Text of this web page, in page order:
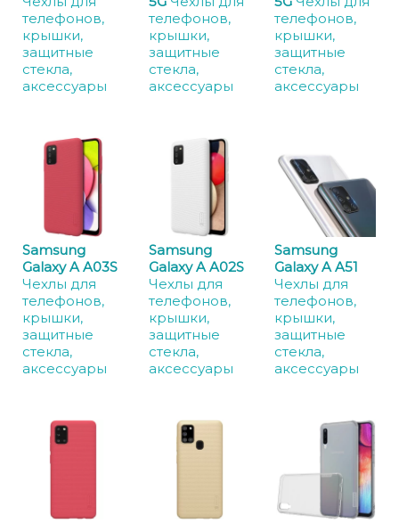
телефонов,
крышки,
защитные
стекла,
аксессуары
телефонов,
крышки,
защитные
стекла,
аксессуары
телефонов,
крышки,
защитные
стекла,
аксессуары
Samsung
Galaxy A A03S
Чехлы для
телефонов,
крышки,
защитные
стекла,
аксессуары
Samsung
Galaxy A A02S
Чехлы для
телефонов,
крышки,
защитные
стекла,
аксессуары
Samsung
Galaxy A A51
Чехлы для
телефонов,
крышки,
защитные
стекла,
аксессуары